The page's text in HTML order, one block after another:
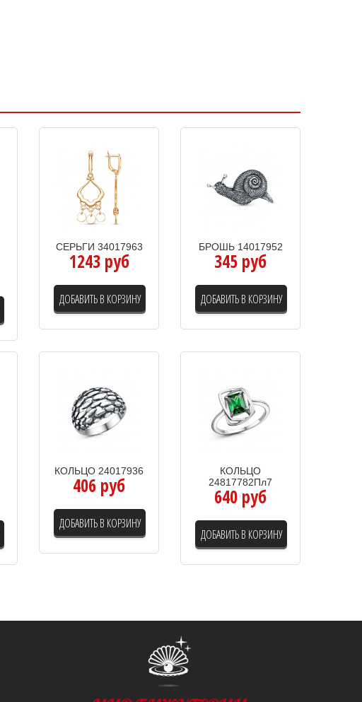
СЕРЬГИ 34017963
1243 руб
ДОБАВИТЬ В КОРЗИНУ
БРОШЬ 14017952
345 руб
ДОБАВИТЬ В КОРЗИНУ
КОЛЬЦО 24017936
406 руб
ДОБАВИТЬ В КОРЗИНУ
КОЛЬЦО
24817782Пл7
640 руб
ДОБАВИТЬ В КОРЗИНУ